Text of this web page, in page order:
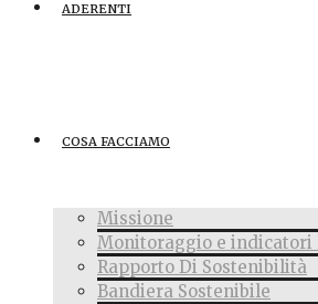
ADERENTI
COSA FACCIAMO
Missione
Monitoraggio e indicatori
Rapporto Di Sostenibilità
Bandiera Sostenibile